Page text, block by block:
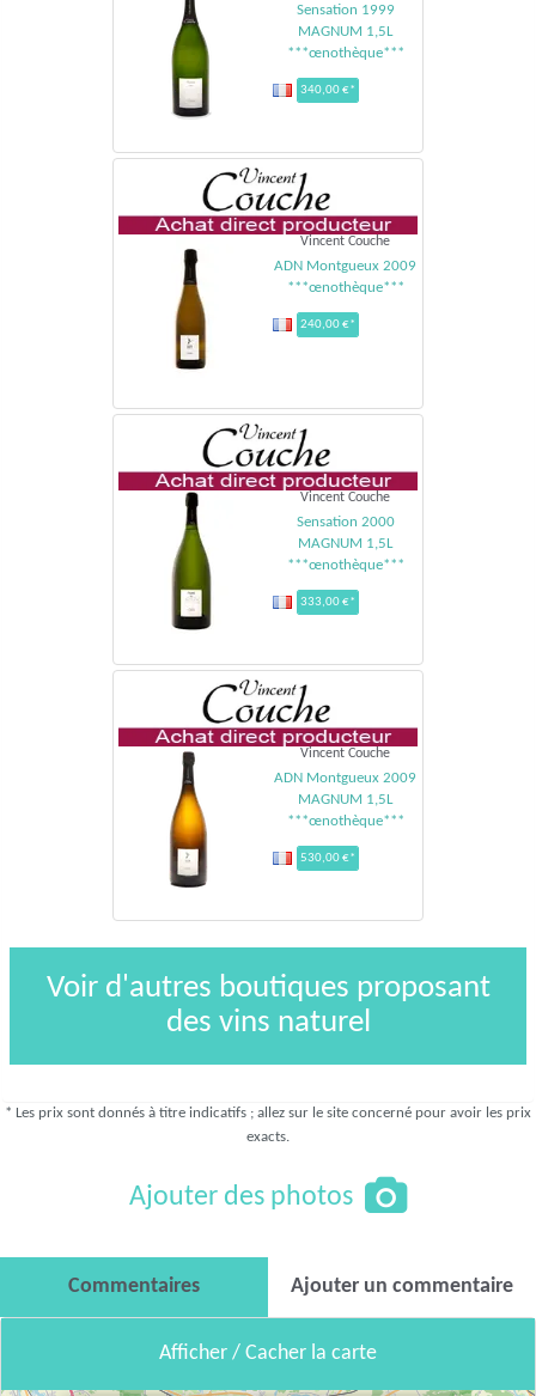
Sensation 1999
MAGNUM 1,5L
***œnothèque***
340,00 €*
Vincent Couche
ADN Montgueux 2009
***œnothèque***
240,00 €*
Vincent Couche
Sensation 2000
MAGNUM 1,5L
***œnothèque***
333,00 €*
Vincent Couche
ADN Montgueux 2009
MAGNUM 1,5L
***œnothèque***
530,00 €*
Voir d'autres boutiques proposant
des vins naturel
* Les prix sont donnés à titre indicatifs ; allez sur le site concerné pour avoir les prix
exacts.
Ajouter des photos
Commentaires Ajouter un commentaire
Afficher / Cacher la carte